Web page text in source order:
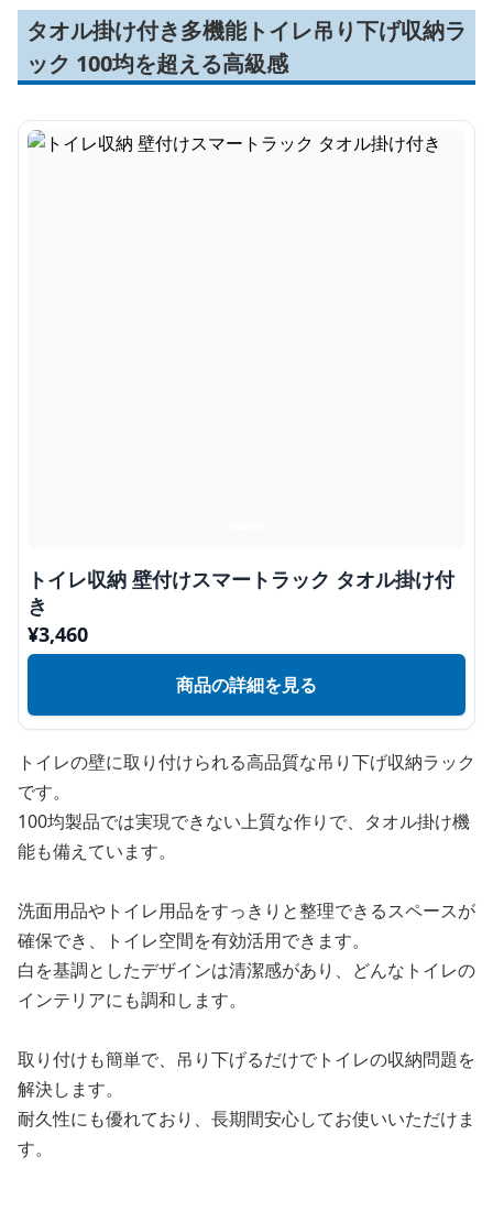
タオル掛け付き多機能トイレ吊り下げ収納ラ
ック 100均を超える高級感
トイレ収納 壁付けスマートラック タオル掛け付
き
¥3,460
商品の詳細を見る
トイレの壁に取り付けられる高品質な吊り下げ収納ラック
です。
100均製品では実現できない上質な作りで、タオル掛け機
能も備えています。
洗面用品やトイレ用品をすっきりと整理できるスペースが
確保でき、トイレ空間を有効活用できます。
白を基調としたデザインは清潔感があり、どんなトイレの
インテリアにも調和します。
取り付けも簡単で、吊り下げるだけでトイレの収納問題を
解決します。
耐久性にも優れており、長期間安心してお使いいただけま
す。